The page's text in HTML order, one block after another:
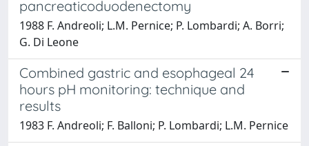
pancreaticoduodenectomy
1988 F. Andreoli; L.M. Pernice; P. Lombardi; A. Borri;
G. Di Leone
Combined gastric and esophageal 24
hours pH monitoring: technique and
results
1983 F. Andreoli; F. Balloni; P. Lombardi; L.M. Pernice